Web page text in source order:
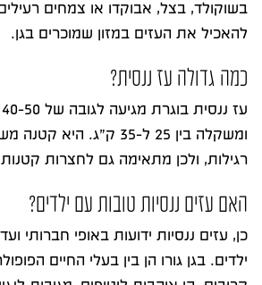
בשוקולד, בצל, אבוקדו או צמחים רעילים.
להאכיל את העזים במזון שמוכרים בגן.
כמה גדולה עז ננסית?
ומשקלה בין 25 ל-35 ק”ג.
רגילות, ולכן מתאימה גם לחצרות
האם עזים ננסיות טובות עם ילדים?
כן, עזים ננסיות ידועות באופי חברותי
ילדים. בגן גורו הן בין בעלי החיים